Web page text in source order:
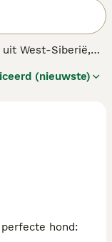
West-Siberië,
postuur met een
mentale en
activiteiten
zoals 'west
krachtige
(nieuwste)
hond: